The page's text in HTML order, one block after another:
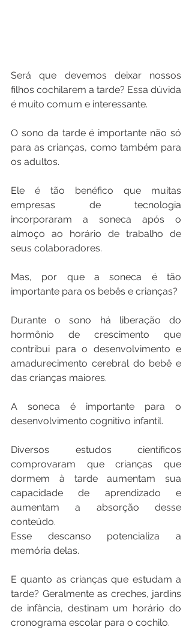
Será que devemos deixar nossos
filhos cochilarem a tarde? Essa dúvida
é muito comum e interessante.
O sono da tarde é importante não só
para as crianças, como também para
os adultos.
Ele é tão benéfico que muitas
empresas de tecnologia
incorporaram a soneca após o
almoço ao horário de trabalho de
seus colaboradores.
Mas, por que a soneca é tão
importante para os bebês e crianças?
Durante o sono há liberação do
hormônio de crescimento que
contribui para o desenvolvimento e
amadurecimento cerebral do bebê e
das crianças maiores.
A soneca é importante para o
desenvolvimento cognitivo infantil.
Diversos estudos científicos
comprovaram que crianças que
dormem à tarde aumentam sua
capacidade de aprendizado e
aumentam a absorção desse
conteúdo.
Esse descanso potencializa a
memória delas.
E quanto as crianças que estudam a
tarde? Geralmente as creches, jardins
de infância, destinam um horário do
cronograma escolar para o cochilo.